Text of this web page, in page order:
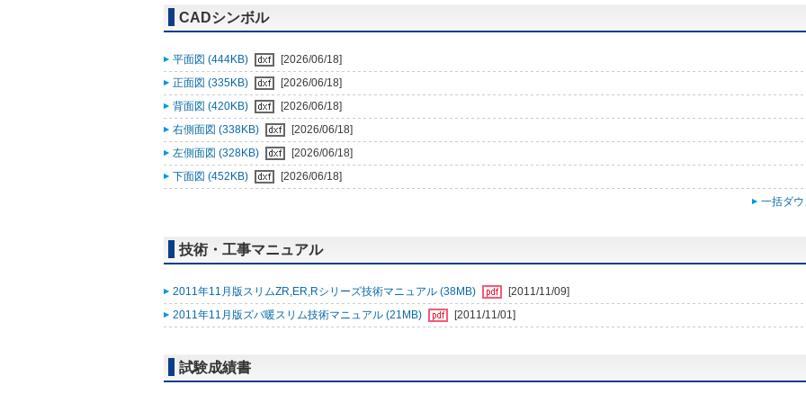
CADシンボル
平面図 (444KB)
[2026/06/18]
正面図 (335KB)
[2026/06/18]
背面図 (420KB)
[2026/06/18]
右側面図 (338KB)
[2026/06/18]
左側面図 (328KB)
[2026/06/18]
下面図 (452KB)
[2026/06/18]
一括ダ
技術・工事マニュアル
2011年11月版スリムZR,ER,Rシリーズ技術マニュアル (38MB)
[2011/11/09]
2011年11月版ズバ暖スリム技術マニュアル (21MB)
[2011/11/01]
試験成績書